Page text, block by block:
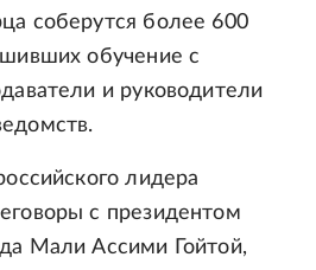
соберутся более 600
обучение с
и руководители
лидера
с президентом
Мали Ассими Гойтой,